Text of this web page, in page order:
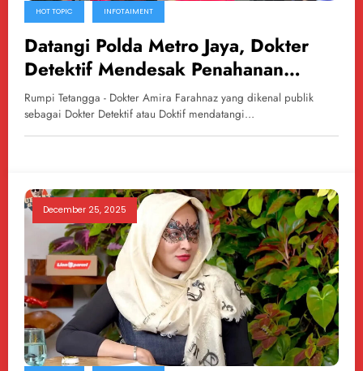
HOT TOPIC INFOTAIMENT
Datangi Polda Metro Jaya, Dokter
Detektif Mendesak Penahanan
Richard Lee
Rumpi Tetangga - Dokter Amira Farahnaz yang dikenal publik
sebagai Dokter Detektif atau Doktif mendatangi…
December 25, 2025